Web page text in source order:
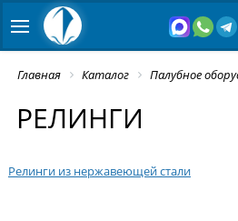
Главная Каталог Палубное
РЕЛИНГИ
Релинги из нержавеющей стали